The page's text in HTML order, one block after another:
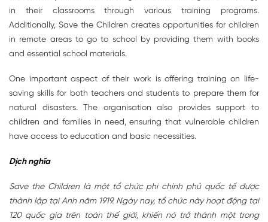
in their classrooms through various training programs.
Additionally, Save the Children creates opportunities for children
in remote areas to go to school by providing them with books
and essential school materials.
One important aspect of their work is offering training on life-
saving skills for both teachers and students to prepare them for
natural disasters. The organisation also provides support to
children and families in need, ensuring that vulnerable children
have access to education and basic necessities.
Dịch nghĩa
Save the Children là một tổ chức phi chính phủ quốc tế được
thành lập tại Anh năm 1919. Ngày nay, tổ chức này hoạt động tại
120 quốc gia trên toàn thế giới, khiến nó trở thành một trong